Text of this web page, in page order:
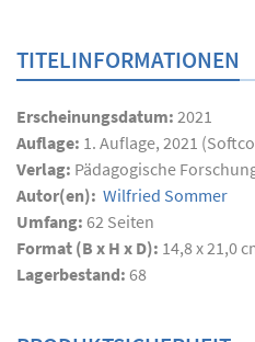
TITELINFORMATIONEN
Erscheinungsdatum: 2021
Auflage: 1. Auflage, 2021
Verlag: Pädagogische
Autor(en): Wilfried Sommer
Umfang: 62 Seiten
Format (B x H x D): 14,8 x 21,0
Lagerbestand: 68